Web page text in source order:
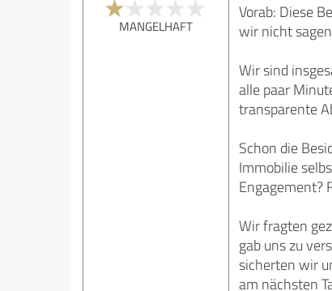
MANGELHAFT
Vorab: Diese
wir nicht
Wir sind
alle paar
transparente
Schon die
Immobilie
Engagement?
Wir fragten
gab uns zu
sicherten wir
am nächsten